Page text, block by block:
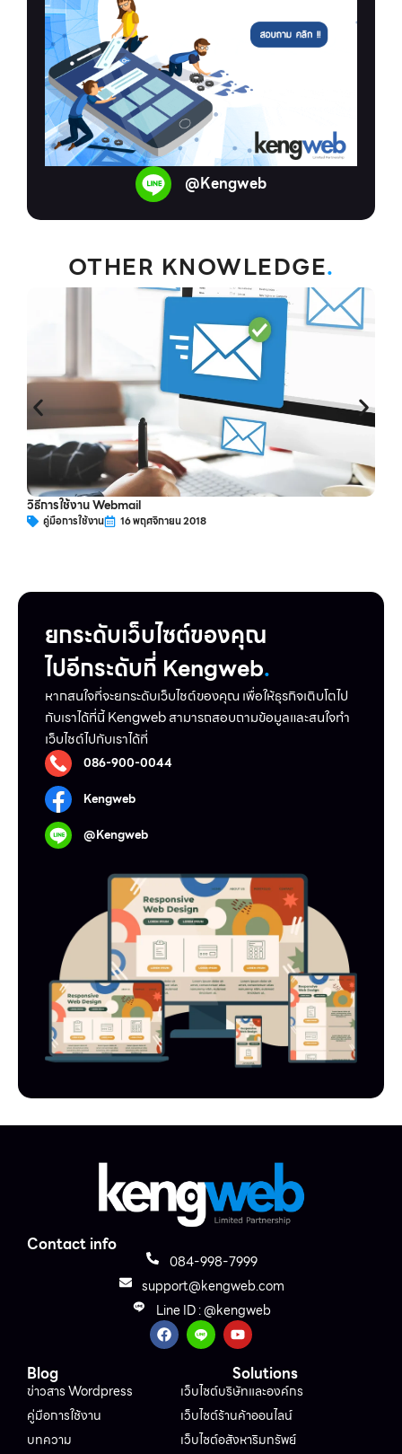
@Kengweb
OTHER KNOWLEDGE.
วิธีการใช้งาน Webmail
คู่มือการใช้งาน 16 พฤศจิกายน 2018
ยกระดับเว็บไซต์ของคุณ
ไปอีกระดับที่ Kengweb.
หากสนใจที่จะยกระดับเว็บไชต์ของคุณ เพื่อให้ธุรกิจเติบโตไป
กับเราได้ที่นี้ Kengweb สามารถสอบถามข้อมูลและสนใจทำ
เว็บไชต์ไปกับเราได้ที่
086-900-0044
Kengweb
@Kengweb
Contact info
084-998-7999
support@kengweb.com
Line ID : @kengweb
Blog
ข่าวสาร Wordpress
คู่มือการใช้งาน
บทความ
Solutions
เว็บไซต์บริษัทและองค์กร
เว็บไซต์ร้านค้าออนไลน์
เว็บไซต์อสังหาริมทรัพย์